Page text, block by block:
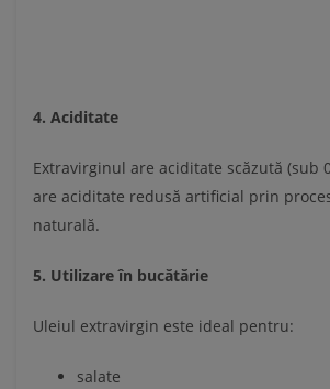
4. Aciditate
Extravirginul are aciditate scăzută (sub
are aciditate redusă artificial prin
naturală.
5. Utilizare în bucătărie
Uleiul extravirgin este ideal pentru:
salate